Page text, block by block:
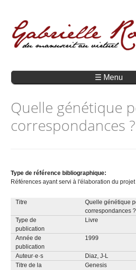
☰ Menu
Quelle génétique
correspondances ?
Type de référence bibliographique:
Références ayant servi à l'élaboration du projet
Titre
Quelle génétique
correspondances ?
Type de
publication
Livre
Année de
publication
1999
Auteur·e·s
Diaz, J-L
Titre de la
Genesis